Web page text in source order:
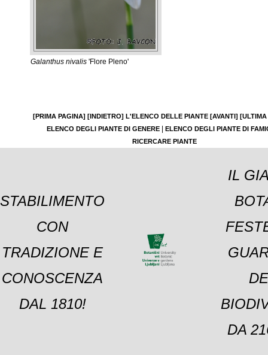
Galanthus nivalis 'Flore Pleno'
[PRIMA PAGINA] [INDIETRO] L'ELENCO DELLE PIANTE [AVANTI]
ELENCO DEGLI PIANTE DI GENERE
ELENCO DEGLI PIANTE DI
RICERCARE PIANTE
STABILIMENTO
CON
TRADIZIONE E
CONOSCENZA
DAL 1810!
IL
DA